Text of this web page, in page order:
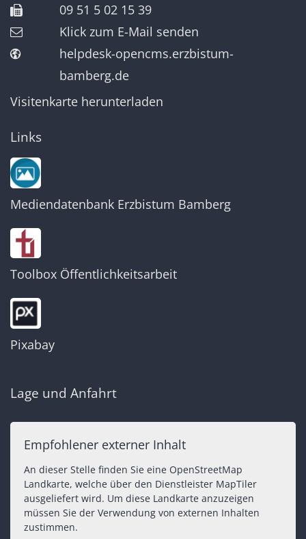
09 51 5 02 15 39
Klick zum E-Mail senden
helpdesk-opencms.erzbistum-
bamberg.de
Visitenkarte herunterladen
Links
Mediendatenbank Erzbistum Bamberg
Toolbox Öffentlichkeitsarbeit
Pixabay
Lage und Anfahrt
Empfohlener externer Inhalt
An dieser Stelle finden Sie eine OpenStreetMap
Landkarte, welche über den Dienstleister MapTiler
ausgeliefert wird. Um diese Landkarte anzuzeigen
müssen Sie der Verwendung von externen Inhalten
zustimmen.